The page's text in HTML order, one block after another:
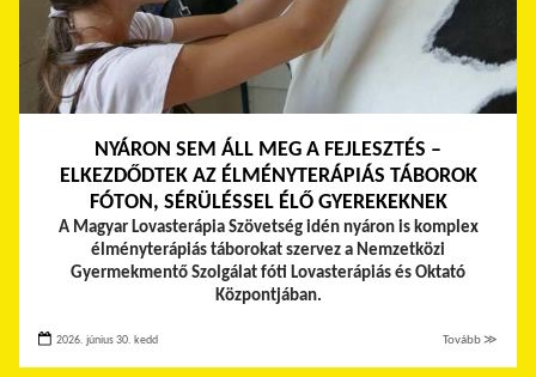
NYÁRON SEM ÁLL MEG A FEJLESZTÉS –
ELKEZDŐDTEK AZ ÉLMÉNYTERÁPIÁS TÁBOROK
FÓTON, SÉRÜLÉSSEL ÉLŐ GYEREKEKNEK
A Magyar Lovasterápia Szövetség idén nyáron is komplex
élményterápiás táborokat szervez a Nemzetközi
Gyermekmentő Szolgálat fóti Lovasterápiás és Oktató
Központjában.
2026. június 30. kedd Tovább ≫